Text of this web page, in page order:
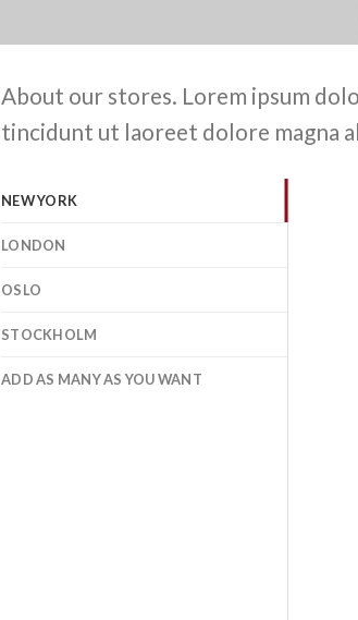
About our stores. Lorem ipsum
tincidunt ut laoreet dolore magna
NEW YORK
LONDON
OSLO
STOCKHOLM
ADD AS MANY AS YOU WANT